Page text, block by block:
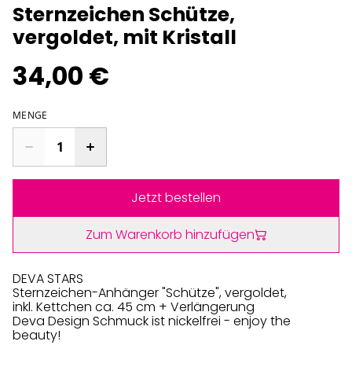
Sternzeichen Schütze,
vergoldet, mit Kristall
34,00 €
MENGE
Jetzt bestellen
Zum Warenkorb hinzufügen
DEVA STARS
Sternzeichen-Anhänger "Schütze", vergoldet,
inkl. Kettchen ca. 45 cm + Verlängerung
Deva Design Schmuck ist nickelfrei - enjoy the
beauty!